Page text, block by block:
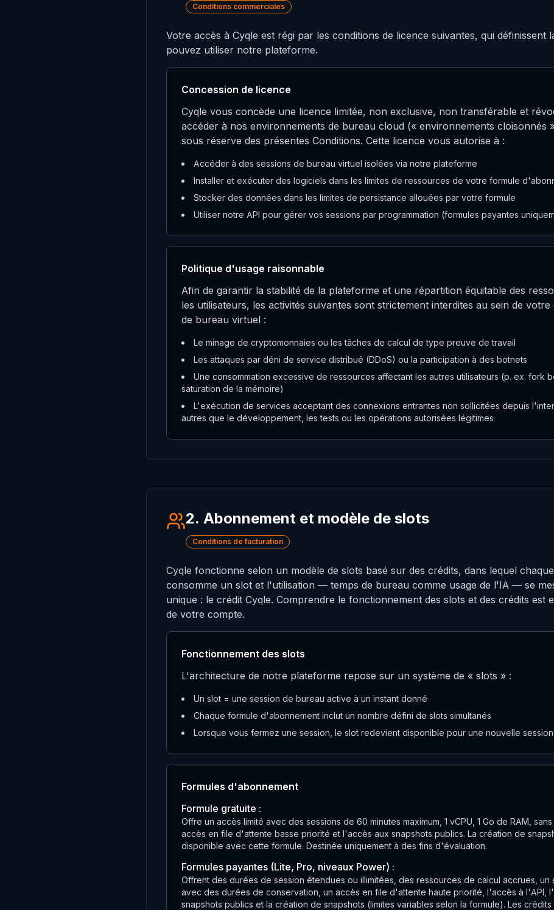
Conditions commerciales
Votre accès à Cyqle est régi par les conditions de licence suivantes, qui définissent
pouvez utiliser notre plateforme.
Concession de licence
Cyqle vous concède une licence limitée, non exclusive, non transférable et
accéder à nos environnements de bureau cloud (« environnements cloisonnés
sous réserve des présentes Conditions. Cette licence vous autorise à :
Accéder à des sessions de bureau virtuel isolées via notre plateforme
Installer et exécuter des logiciels dans les limites de ressources de votre formule
Stocker des données dans les limites de persistance allouées par votre formule
Utiliser notre API pour gérer vos sessions par programmation (formules payantes
Politique d'usage raisonnable
Afin de garantir la stabilité de la plateforme et une répartition équitable des
les utilisateurs, les activités suivantes sont strictement interdites au sein de
de bureau virtuel :
Le minage de cryptomonnaies ou les tâches de calcul de type preuve de travail
Les attaques par déni de service distribué (DDoS) ou la participation à des botnets
Une consommation excessive de ressources affectant les autres utilisateurs (p. ex. fork
saturation de la mémoire)
L'exécution de services acceptant des connexions entrantes non sollicitées depuis
autres que le développement, les tests ou les opérations autorisées légitimes
2. Abonnement et modèle de slots
Conditions de facturation
Cyqle fonctionne selon un modèle de slots basé sur des crédits, dans lequel
consomme un slot et l'utilisation — temps de bureau comme usage de l'IA — se
unique : le crédit Cyqle. Comprendre le fonctionnement des slots et des crédits est
de votre compte.
Fonctionnement des slots
L'architecture de notre plateforme repose sur un système de « slots » :
Un slot = une session de bureau active à un instant donné
Chaque formule d'abonnement inclut un nombre défini de slots simultanés
Lorsque vous fermez une session, le slot redevient disponible pour une nouvelle session
Formules d'abonnement
Formule gratuite :
Offre un accès limité avec des sessions de 60 minutes maximum, 1 vCPU, 1 Go de RAM,
accès en file d'attente basse priorité et l'accès aux snapshots publics. La création de
disponible avec cette formule. Destinée uniquement à des fins d'évaluation.
Formules payantes (Lite, Pro, niveaux Power) :
Offrent des durées de session étendues ou illimitées, des ressources de calcul accrues, un
avec des durées de conservation, un accès en file d'attente haute priorité, l'accès à l'API,
snapshots publics et la création de snapshots (limites variables selon la formule). Les